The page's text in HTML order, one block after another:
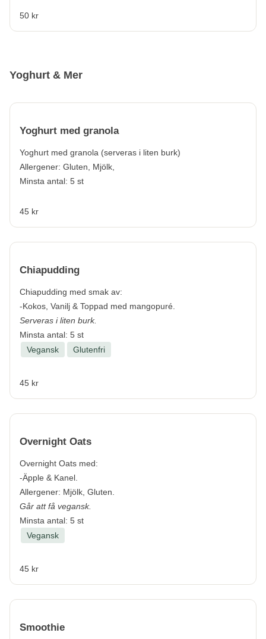
50 kr
Yoghurt & Mer
Yoghurt med granola
Yoghurt med granola (serveras i liten burk)
Allergener: Gluten, Mjölk,
Minsta antal: 5 st
45 kr
Chiapudding
Chiapudding med smak av:
-Kokos, Vanilj & Toppad med mangopuré.
Serveras i liten burk.
Minsta antal: 5 st
Vegansk
Glutenfri
45 kr
Overnight Oats
Overnight Oats med:
-Äpple & Kanel.
Allergener: Mjölk, Gluten.
Går att få vegansk.
Minsta antal: 5 st
Vegansk
45 kr
Smoothie